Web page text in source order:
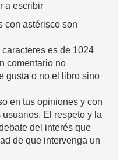
a escribir
con astérisco son
es de 1024
comentario no
gusta o no el libro sino
en tus opiniones y con
El respeto y la
del interés que
de que intervenga un